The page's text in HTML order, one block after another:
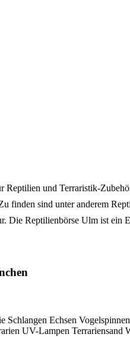
und Terraristik-
finden sind unter anderem
Die Reptilienbörse Ulm ist ein
Schlangen Echsen Vogelspinnen
UV-Lampen Terrariensand